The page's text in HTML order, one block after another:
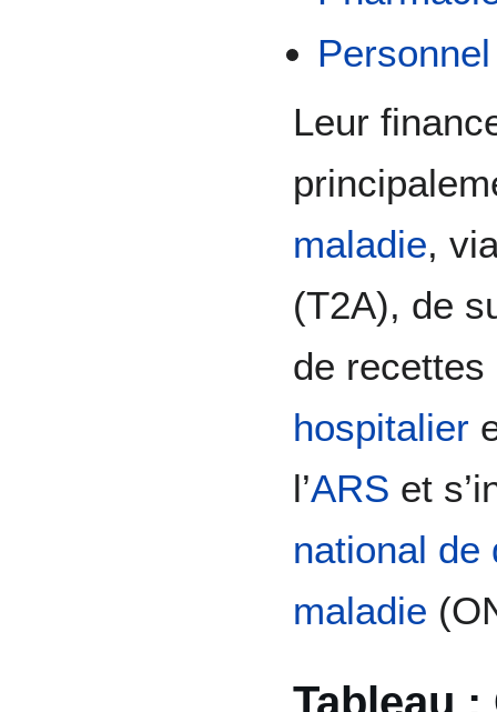
Leur
maladie,
(T2A), de
de
hospitalier
l’ARS et
national de
maladie
Tableau